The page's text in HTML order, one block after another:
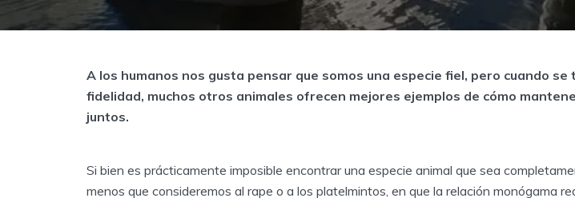
A los humanos nos gusta pensar que somos una especie fiel, pero cuando
fidelidad, muchos otros animales ofrecen mejores ejemplos de cómo
juntos.
Si bien es prácticamente imposible encontrar una especie animal que sea
menos que consideremos al rape o a los platelmintos, en que la relación monógama